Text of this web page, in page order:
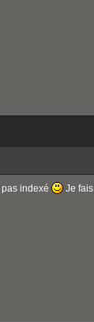
indexé Je